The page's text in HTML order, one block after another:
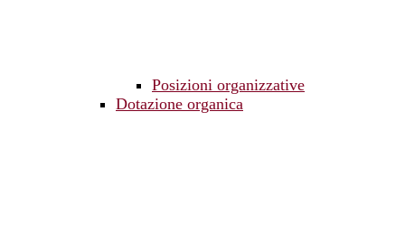
Posizioni organizzative
Dotazione organica